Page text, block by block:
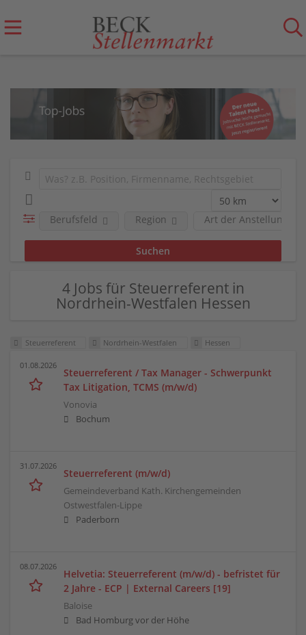
Berufsfeld Region Art der Anstellung
4 Jobs für Steuerreferent in
Nordrhein-Westfalen Hessen
Steuerreferent Nordrhein-Westfalen Hessen
01.08.2026
Steuerreferent / Tax Manager - Schwerpunkt
Tax Litigation, TCMS (m/w/d)
Vonovia
Bochum
31.07.2026
Steuerreferent (m/w/d)
Gemeindeverband Kath. Kirchengemeinden
Ostwestfalen-Lippe
Paderborn
08.07.2026
Helvetia: Steuerreferent (m/w/d) - befristet für
2 Jahre - ECP | External Careers [19]
Baloise
Bad Homburg vor der Höhe